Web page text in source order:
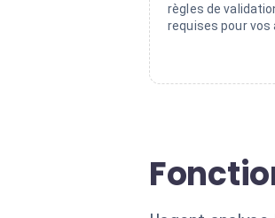
règles de
requises pour vos